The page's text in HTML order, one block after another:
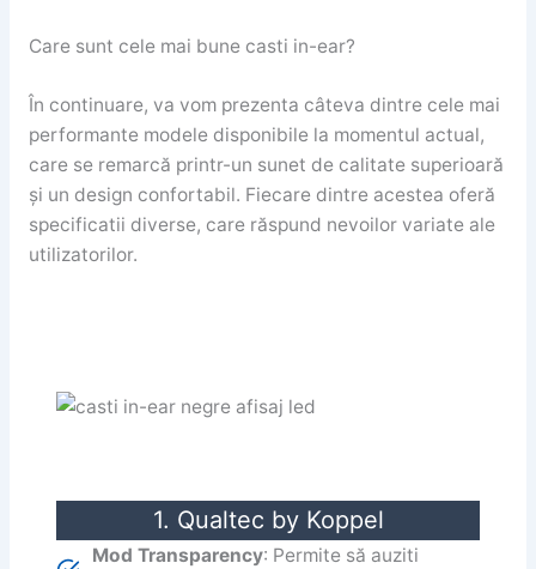
Care sunt cele mai bune casti in-ear?
În continuare, va vom prezenta câteva dintre cele mai
performante modele disponibile la momentul actual,
care se remarcă printr-un sunet de calitate superioară
și un design confortabil. Fiecare dintre acestea oferă
specificatii diverse, care răspund nevoilor variate ale
utilizatorilor.
1. Qualtec by Koppel
Mod Transparency: Permite să auziti